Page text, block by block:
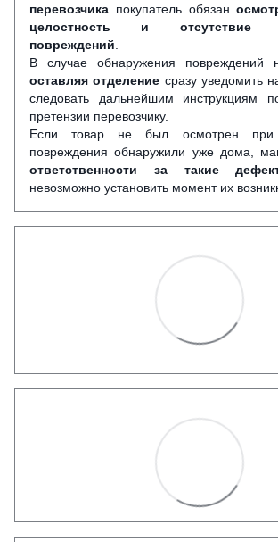
перевозчика покупатель обязан
целостность и отсутствие
повреждений
В случае обнаружения повреждений
оставляя отделение сразу уведомить
следовать дальнейшим инструкциям
претензии перевозчику.
Если товар не был осмотрен при
повреждения обнаружили уже дома,
ответственности за такие
невозможно установить момент их